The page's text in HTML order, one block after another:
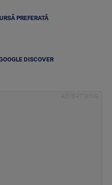
PREFERATĂ
DISCOVER